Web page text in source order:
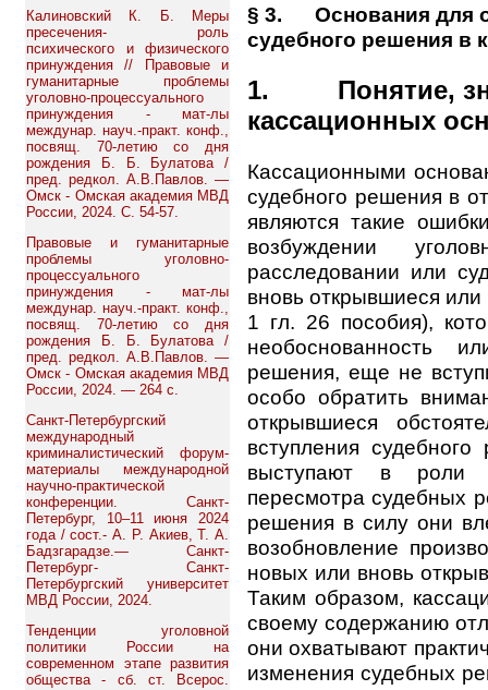
Калиновский К. Б. Меры
пресечения- роль
психического и физического
принуждения // Правовые и
гуманитарные проблемы
уголовно-процессуального
принуждения - мат-лы
междунар. науч.-практ. конф.,
посвящ. 70-летию со дня
рождения Б. Б. Булатова /
пред. редкол. А.В.Павлов. —
Омск - Омская академия МВД
России, 2024. С. 54-57.
Правовые и гуманитарные
проблемы уголовно-
процессуального
принуждения - мат-лы
междунар. науч.-практ. конф.,
посвящ. 70-летию со дня
рождения Б. Б. Булатова /
пред. редкол. А.В.Павлов. —
Омск - Омская академия МВД
России, 2024. — 264 с.
Санкт-Петербургский
международный
криминалистический форум-
материалы международной
научно-практической
конференции. Санкт-
Петербург, 10–11 июня 2024
года / сост.- А. Р. Акиев, Т. А.
Бадзгарадзе.— Санкт-
Петербург- Санкт-
Петербургский университет
МВД России, 2024.
Тенденции уголовной
политики России на
современном этапе развития
общества - сб. ст. Всерос.
§ 3. Основания для
судебного решения в
1. Понятие,
кассационных
Кассационными
судебного решения в
являются такие
возбуждении
расследовании или
вновь открывшиеся
1 гл. 26 пособия),
необоснованность
решения, еще не
особо обратить
открывшиеся
вступления
выступают в роли
пересмотра судебных
решения в силу они
возобновление
новых или вновь
Таким образом,
своему содержанию
они охватывают
изменения судебных